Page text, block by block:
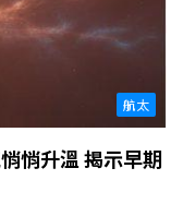
航太
悄升溫 揭示早期